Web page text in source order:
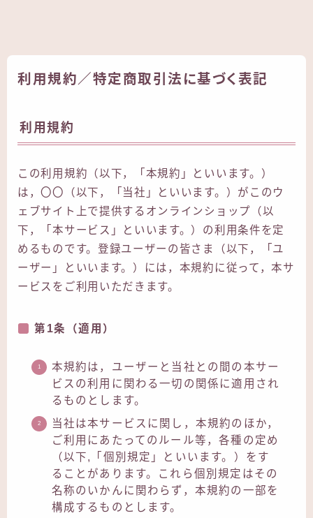
利用規約／特定商取引法に基づく表記
利用規約
この利用規約（以下，「本規約」といいます。）
は，〇〇（以下，「当社」といいます。）がこのウ
ェブサイト上で提供するオンラインショップ（以
下，「本サービス」といいます。）の利用条件を定
めるものです。登録ユーザーの皆さま（以下，「ユ
ーザー」といいます。）には，本規約に従って，本サ
ービスをご利用いただきます。
第1条（適用）
本規約は，ユーザーと当社との間の本サー
ビスの利用に関わる一切の関係に適用され
るものとします。
当社は本サービスに関し，本規約のほか，
ご利用にあたってのルール等，各種の定め
（以下,「個別規定」といいます。）をす
ることがあります。これら個別規定はその
名称のいかんに関わらず，本規約の一部を
構成するものとします。